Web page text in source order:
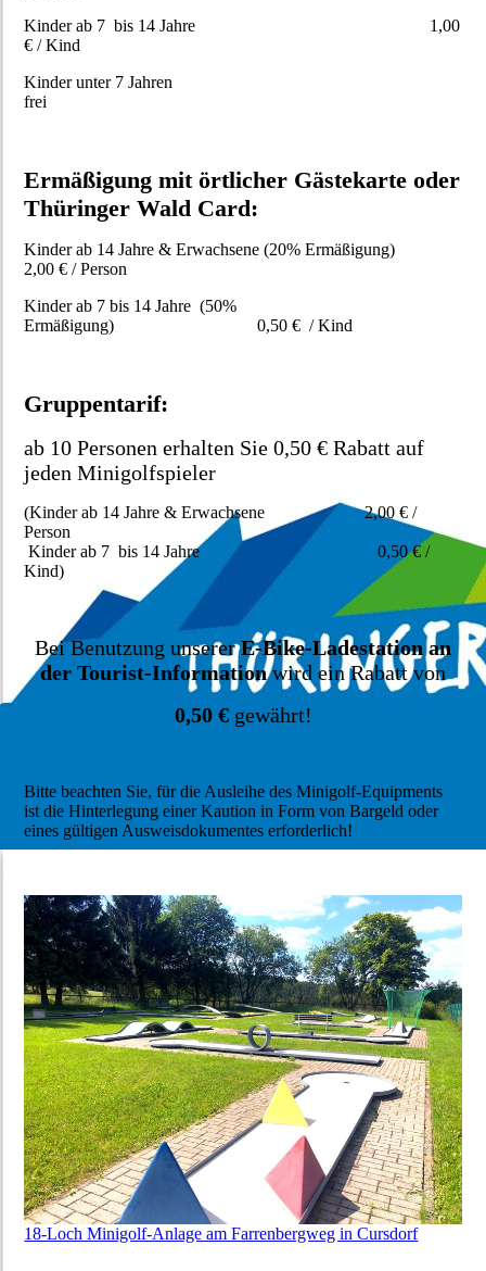
Kinder ab 7 bis 14 Jahre 1,00
€ / Kind
Kinder unter 7 Jahren
frei
Ermäßigung mit örtlicher Gästekarte oder
Thüringer Wald Card:
Kinder ab 14 Jahre & Erwachsene (20% Ermäßigung)
2,00 € / Person
Kinder ab 7 bis 14 Jahre (50%
Ermäßigung) 0,50 € / Kind
Gruppentarif:
ab 10 Personen erhalten Sie 0,50 € Rabatt auf
jeden Minigolfspieler
(Kinder ab 14 Jahre & Erwachsene 2,00 € /
Person
Kinder ab 7 bis 14 Jahre 0,50 € /
Kind)
Bei Benutzung unsererE-Bike-Ladestation an
der Tourist-Informationwird ein Rabatt von
0,50 €gewährt!
Bitte beachten Sie, für die Ausleihe des Minigolf-Equipments
ist die Hinterlegung einer Kaution in Form von Bargeld oder
eines gültigen Ausweisdokumentes erforderlich!
18-Loch Minigolf-Anlage am Farrenbergweg in Cursdorf